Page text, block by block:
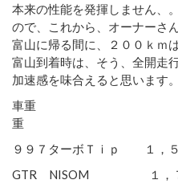
本来の性能を発揮しません、。
ので、これから、オーナーさ
富山に帰る間に、２００ｋｍ
富山到着時は、そう、全開走
加速感を味合えると思います。
車重
重
９９７ターボＴｉｐ １，
GTR NISOM １，７